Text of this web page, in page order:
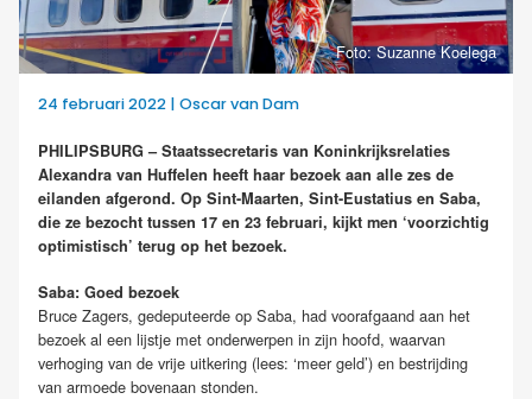
Foto: Suzanne Koelega
24 februari 2022 | Oscar van Dam
PHILIPSBURG – Staatssecretaris van Koninkrijksrelaties
Alexandra van Huffelen heeft haar bezoek aan alle zes de
eilanden afgerond. Op Sint-Maarten, Sint-Eustatius en Saba,
die ze bezocht tussen 17 en 23 februari, kijkt men ‘voorzichtig
optimistisch’ terug op het bezoek.
Saba: Goed bezoek
Bruce Zagers, gedeputeerde op Saba, had voorafgaand aan het
bezoek al een lijstje met onderwerpen in zijn hoofd, waarvan
verhoging van de vrije uitkering (lees: ‘meer geld’) en bestrijding
van armoede bovenaan stonden.